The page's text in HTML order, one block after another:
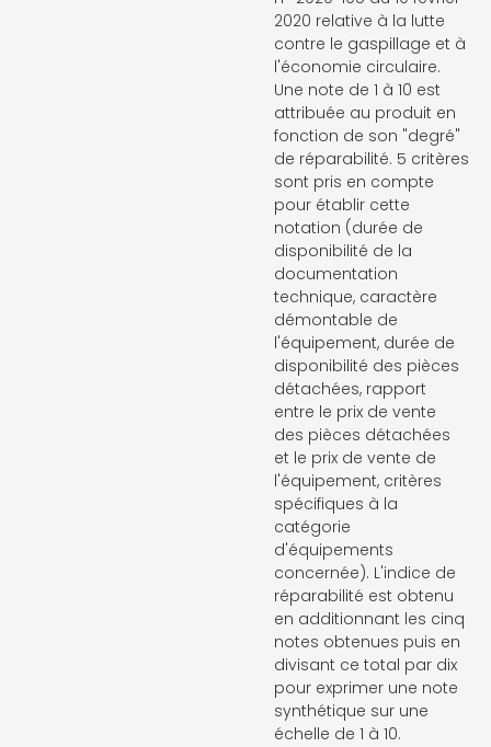
2020 relative à la lutte
contre le gaspillage et à
l'économie circulaire.
Une note de 1 à 10 est
attribuée au produit en
fonction de son "degré"
de réparabilité. 5 critères
sont pris en compte
pour établir cette
notation (durée de
disponibilité de la
documentation
technique, caractère
démontable de
l'équipement, durée de
disponibilité des pièces
détachées, rapport
entre le prix de vente
des pièces détachées
et le prix de vente de
l'équipement, critères
spécifiques à la
catégorie
d'équipements
concernée). L'indice de
réparabilité est obtenu
en additionnant les cinq
notes obtenues puis en
divisant ce total par dix
pour exprimer une note
synthétique sur une
échelle de 1 à 10.